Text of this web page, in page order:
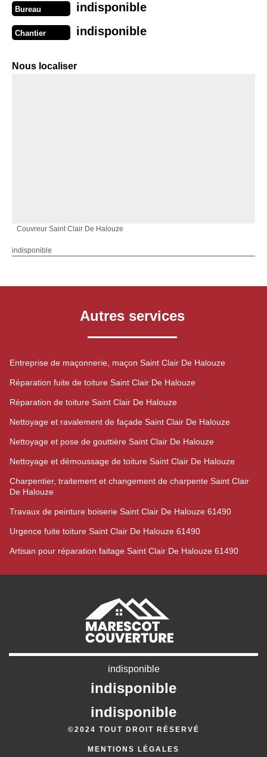
Bureau indisponible
Chantier indisponible
Nous localiser
Couvreur Saint Clair De Halouze
indisponible
Autres services
Entreprise de maçonnerie, maçon Saint Clair De Halouze
Réparation fuite de toiture Saint Clair De Halouze
Réparation de toiture Saint Clair De Halouze
Nettoyage et ravalement de façade Saint Clair De Halouze
Nettoyage et pose de gouttière Saint Clair De Halouze
Nettoyage et démoussage de toiture Saint Clair De Halouze
Charpentier, traitement et changement de charpente Saint Clair
De Halouze
Travaux de peinture boiserie Saint Clair De Halouze 61490
Urgence fuite toiture Saint Clair De Halouze 61490
Artisan pour réparation faitage Saint Clair De Halouze 61490
indisponible
indisponible
indisponible
©2024 TOUT DROIT RÉSERVÉ
MENTIONS LÉGALES